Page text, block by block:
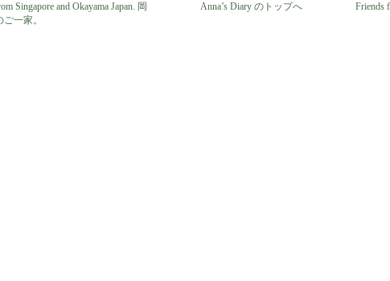
Singapore and Okayama Japan. 岡
一家。
Anna’s Diary のトップへ
Friends